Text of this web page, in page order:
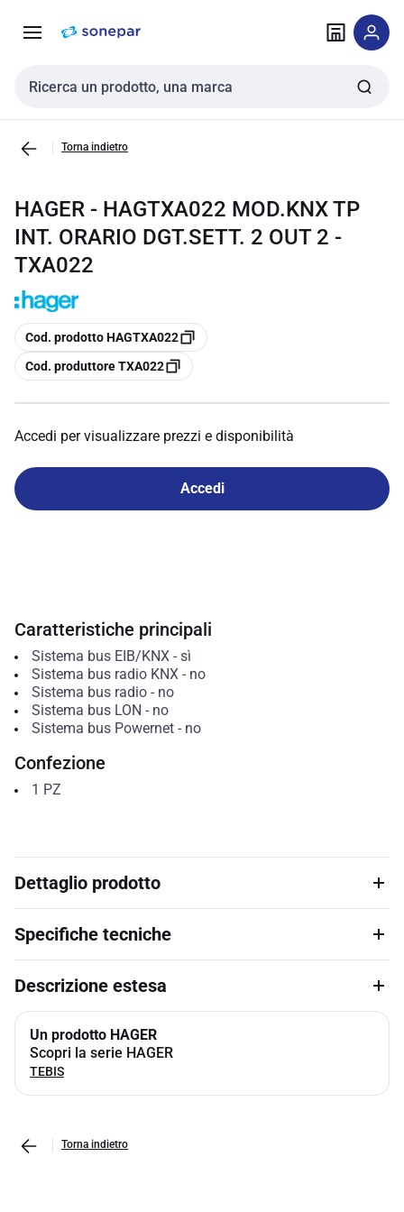
navigazione alla
Cerca input
Torna indietro
HAGER - HAGTXA022 MOD.KNX TP
INT. ORARIO DGT.SETT. 2 OUT 2 -
TXA022
copia
Cod. prodotto HAGTXA022
copia
Cod. produttore TXA022
Accedi per visualizzare prezzi e disponibilità
Accedi
Caratteristiche principali
Sistema bus EIB/KNX- sì
Sistema bus radio KNX- no
Sistema bus radio- no
Sistema bus LON - no
Sistema bus Powernet- no
Confezione
1 PZ
Dettaglio prodotto
Specifiche tecniche
Descrizione estesa
Un prodotto HAGER
Scopri la serie HAGER
TEBIS
Torna indietro